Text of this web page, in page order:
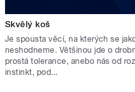
Skvělý koš
Je spousta věcí, na kterých se
neshodneme. Většinou jde o
prostá tolerance, anebo nás od
instinkt, pod...